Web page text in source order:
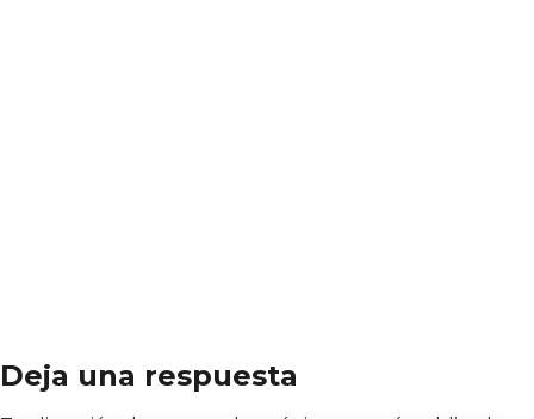
Deja una respuesta